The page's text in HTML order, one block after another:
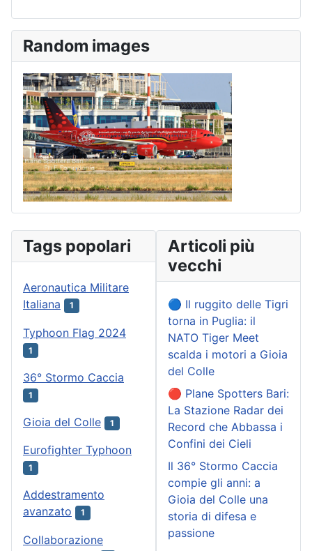
Random images
Tags popolari
Aeronautica Militare
Italiana
1
Typhoon Flag 2024
1
36° Stormo Caccia
1
Gioia del Colle 1
Eurofighter Typhoon
1
Addestramento
avanzato
1
Collaborazione
Articoli più
vecchi
🔵 Il ruggito delle Tigri
torna in Puglia: il
NATO Tiger Meet
scalda i motori a Gioia
del Colle
🔴 Plane Spotters Bari:
La Stazione Radar dei
Record che Abbassa i
Confini dei Cieli
Il 36° Stormo Caccia
compie gli anni: a
Gioia del Colle una
storia di difesa e
passione